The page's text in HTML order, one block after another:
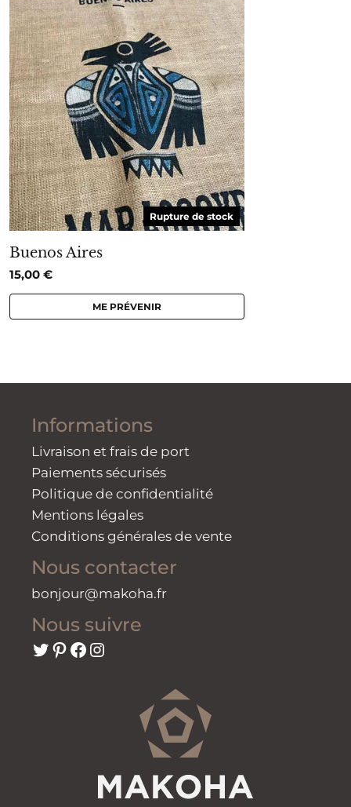
Rupture de stock
Buenos Aires
15,00 €
ME PRÉVENIR
Informations
Livraison et frais de port
Paiements sécurisés
Politique de confidentialité
Mentions légales
Conditions générales de vente
Nous contacter
bonjour@makoha.fr
Nous suivre
Twitter
Pinterest
Facebook
Instagram